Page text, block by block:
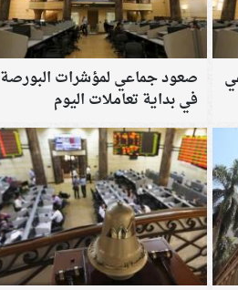
صعود جماعي لمؤشرات البورصة
في بداية تعاملات اليوم